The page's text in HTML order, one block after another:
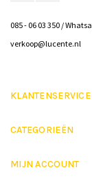
085 - 06 03 350 /
verkoop@lucente.nl
KLANTENSERVICE
CATEGORIEËN
MIJN ACCOUNT